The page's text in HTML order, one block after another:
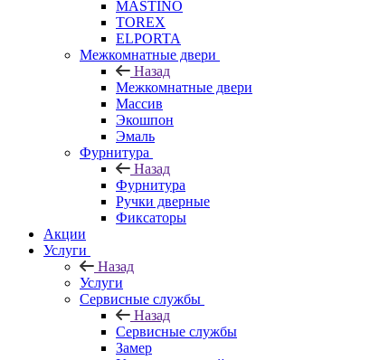
MASTINO
TOREX
ELPORTA
Межкомнатные двери
Назад
Межкомнатные двери
Массив
Экошпон
Эмаль
Фурнитура
Назад
Фурнитура
Ручки дверные
Фиксаторы
Акции
Услуги
Назад
Услуги
Сервисные службы
Назад
Сервисные службы
Замер